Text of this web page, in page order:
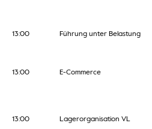
13:00 Führung unter Belastung
13:00 E-Commerce
13:00 Lagerorganisation VL